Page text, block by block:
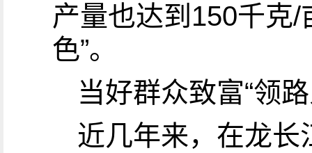
产量也达到150千克/
色”。
当好群众致富“领路
近几年来，在龙